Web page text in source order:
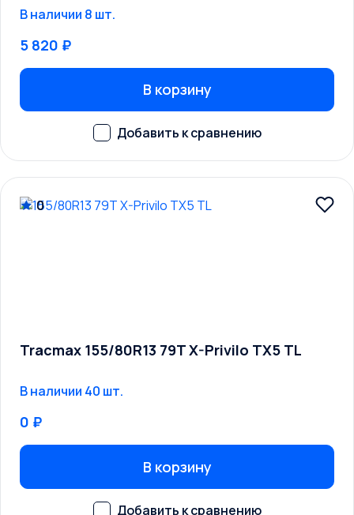
В наличии 8 шт.
5 820 ₽
В корзину
0
Tracmax 155/80R13 79T X-Privilo TX5 TL
В наличии 40 шт.
0 ₽
В корзину